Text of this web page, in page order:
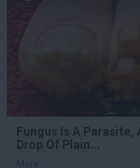
Fungus Is A Parasite,
Drop Of Plain...
More